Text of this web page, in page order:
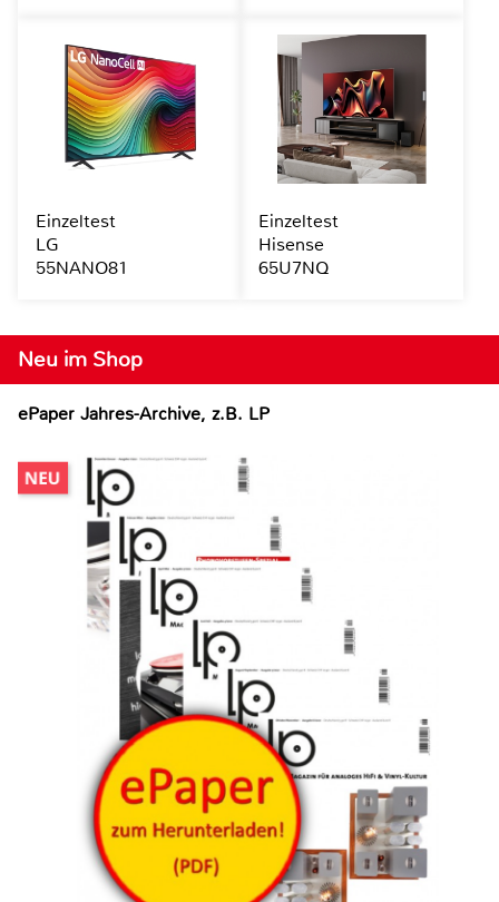
Neu im Shop
ePaper Jahres-Archive, z.B. LP
Einzeltest
LG
55NANO81
Einzeltest
Hisense
65U7NQ